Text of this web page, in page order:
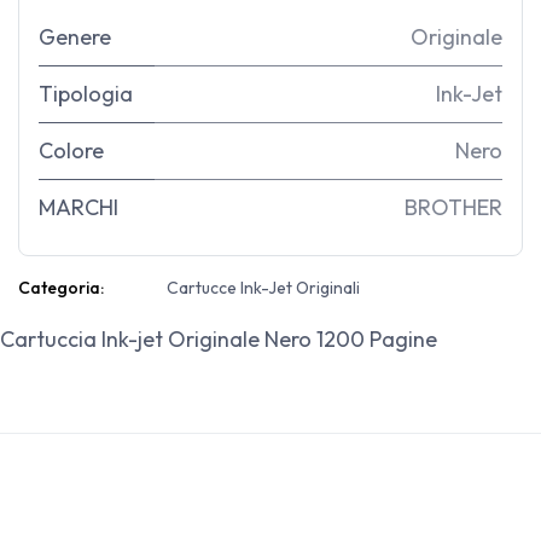
Genere Originale
Tipologia Ink-Jet
Colore Nero
MARCHI BROTHER
Categoria: Cartucce Ink-Jet Originali
Cartuccia Ink-jet Originale Nero 1200 Pagine